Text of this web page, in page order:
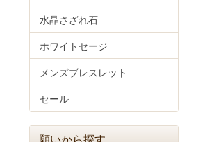
水晶さざれ石
ホワイトセージ
メンズブレスレット
セール
願いから探す